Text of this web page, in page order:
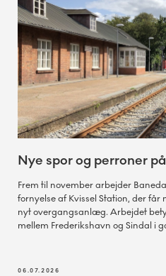
Nye spor og perroner
Frem til november arbejder
fornyelse af Kvissel Station, der får
nyt overgangsanlæg. Arbejdet
mellem Frederikshavn og Sindal i
06.07.2026